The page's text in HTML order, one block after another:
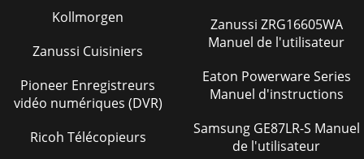
Kollmorgen
Zanussi Cuisiniers
Pioneer Enregistreurs
vidéo numériques (DVR)
Ricoh Télécopieurs
Zanussi ZRG16605WA
Manuel de l'utilisateur
Eaton Powerware Series
Manuel d'instructions
Samsung GE87LR-S Manuel
de l'utilisateur